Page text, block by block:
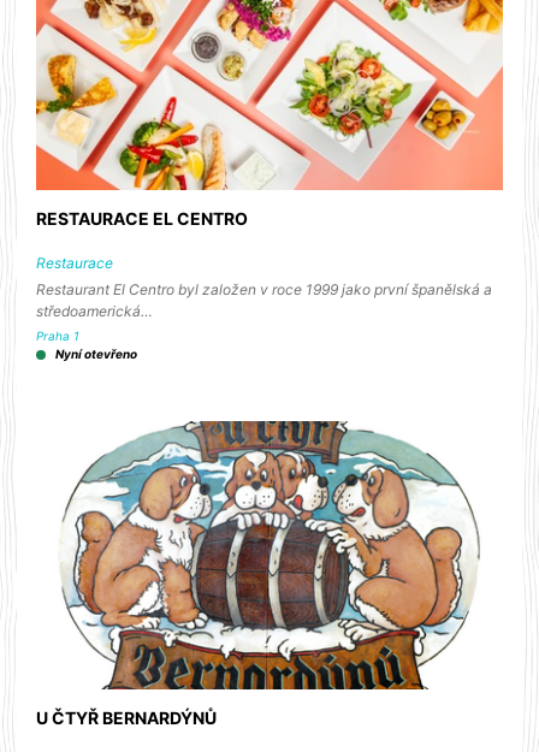
RESTAURACE EL CENTRO
Restaurace
Restaurant El Centro byl založen v roce 1999 jako první španělská a
středoamerická…
Praha 1
Nyní otevřeno
U ČTYŘ BERNARDÝNŮ